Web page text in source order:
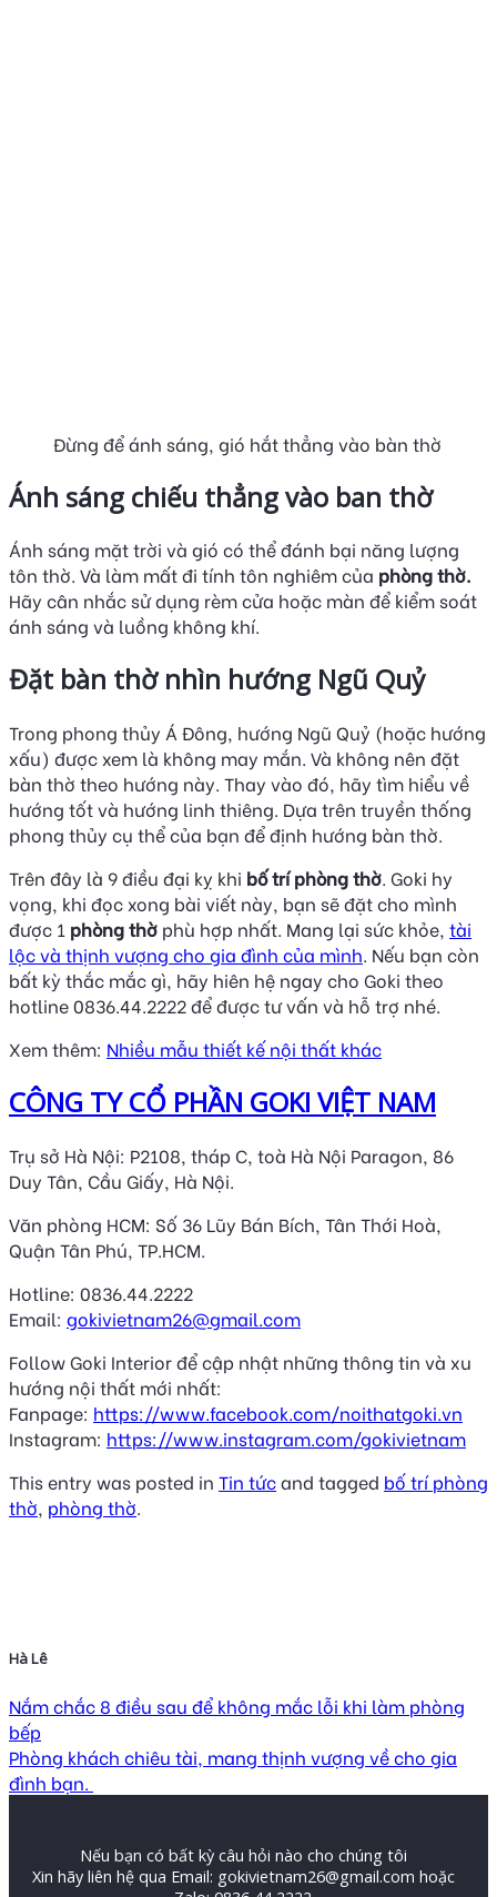
Đừng để ánh sáng, gió hắt thẳng vào bàn thờ
Ánh sáng chiếu thẳng vào ban thờ
Ánh sáng mặt trời và gió có thể đánh bại năng lượng
tôn thờ. Và làm mất đi tính tôn nghiêm của phòng thờ.
Hãy cân nhắc sử dụng rèm cửa hoặc màn để kiểm soát
ánh sáng và luồng không khí.
Đặt bàn thờ nhìn hướng Ngũ Quỷ
Trong phong thủy Á Đông, hướng Ngũ Quỷ (hoặc hướng
xấu) được xem là không may mắn. Và không nên đặt
bàn thờ theo hướng này. Thay vào đó, hãy tìm hiểu về
hướng tốt và hướng linh thiêng. Dựa trên truyền thống
phong thủy cụ thể của bạn để định hướng bàn thờ.
Trên đây là 9 điều đại kỵ khi bố trí phòng thờ. Goki hy
vọng, khi đọc xong bài viết này, bạn sẽ đặt cho mình
được 1 phòng thờ phù hợp nhất. Mang lại sức khỏe, tài
lộc và thịnh vượng cho gia đình của mình. Nếu bạn còn
bất kỳ thắc mắc gì, hãy hiên hệ ngay cho Goki theo
hotline 0836.44.2222 để được tư vấn và hỗ trợ nhé.
Xem thêm: Nhiều mẫu thiết kế nội thất khác
CÔNG TY CỔ PHẦN GOKI VIỆT NAM
Trụ sở Hà Nội: P2108, tháp C, toà Hà Nội Paragon, 86
Duy Tân, Cầu Giấy, Hà Nội.
Văn phòng HCM: Số 36 Lũy Bán Bích, Tân Thới Hoà,
Quận Tân Phú, TP.HCM.
Hotline: 0836.44.2222
Email: gokivietnam26@gmail.com
Follow Goki Interior để cập nhật những thông tin và xu
hướng nội thất mới nhất:
Fanpage: https://www.facebook.com/noithatgoki.vn
Instagram: https://www.instagram.com/gokivietnam
This entry was posted in Tin tứcand tagged bố trí phòng
thờ, phòng thờ.
Hà Lê
Nắm chắc 8 điều sau để không mắc lỗi khi làm phòng
bếp
Phòng khách chiêu tài, mang thịnh vượng về cho gia
đình bạn.
Nếu bạn có bất kỳ câu hỏi nào cho chúng tôi
Xin hãy liên hệ qua Email: gokivietnam26@gmail.com hoặc